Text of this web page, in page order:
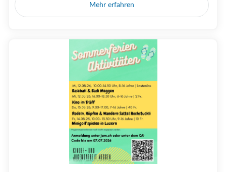
Mehr erfahren